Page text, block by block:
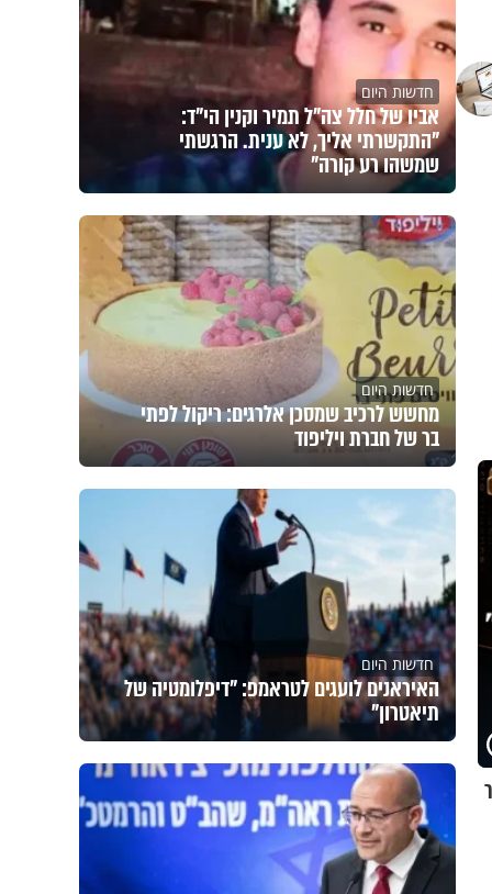
חדשות היום
אביו של חלל צה"ל תמיר וקנין הי"ד:
"התקשרתי אליך, לא ענית. הרגשתי
שמשהו רע קורה"
חדשות היום
מחשש לרכיב שמסכן אלרגים: ריקול לפתי
בר של חברת ויליפוד
חדשות היום
האיראנים לועגים לטראמפ: "דיפלומטיה של
תיאטרון"